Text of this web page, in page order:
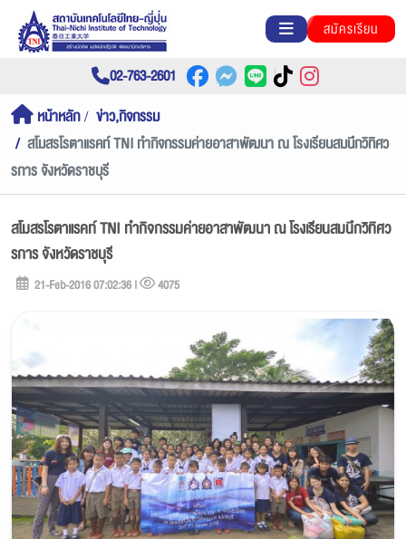
สมัครเรียน
02-763-2601
หน้าหลัก
ข่าว,กิจกรรม
สโมสรโรตาแรคท์ TNI ทำกิจกรรมค่ายอาสาพัฒนา ณ โรงเรียนสมนึกวิทิศว
รการ จังหวัดราชบุรี
สโมสรโรตาแรคท์ TNI ทำกิจกรรมค่ายอาสาพัฒนา ณ โรงเรียนสมนึกวิทิศว
รการ จังหวัดราชบุรี
21-Feb-2016 07:02:36 | 4075